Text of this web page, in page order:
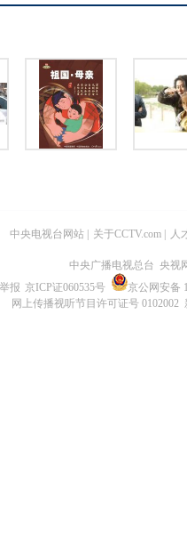
中央电视台网站 关于CCTV.com 人
中央广播电视总台 央视
报 京ICP证060535号
京公网安备
网上传播视听节目许可证号 0102002